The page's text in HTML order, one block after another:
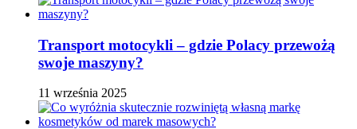
Transport motocykli – gdzie Polacy przewożą
swoje maszyny?
11 września 2025